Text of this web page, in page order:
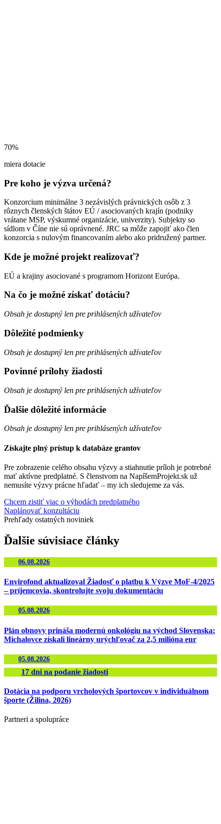
70%
miera dotacie
Pre koho je výzva určená?
Konzorcium minimálne 3 nezávislých právnických osôb z 3
rôznych členských štátov EÚ / asociovaných krajín (podniky
vrátane MSP, výskumné organizácie, univerzity). Subjekty so
sídlom v Číne nie sú oprávnené. JRC sa môže zapojiť ako člen
konzorcia s nulovým financovaním alebo ako pridružený partner.
Kde je možné projekt realizovať?
EÚ a krajiny asociované s programom Horizont Európa.
Na čo je možné získať dotáciu?
Obsah je dostupný len pre prihlásených užívateľov
Dôležité podmienky
Obsah je dostupný len pre prihlásených užívateľov
Povinné prílohy žiadosti
Obsah je dostupný len pre prihlásených užívateľov
Ďalšie dôležité informácie
Obsah je dostupný len pre prihlásených užívateľov
Získajte plný prístup k databáze grantov
Pre zobrazenie celého obsahu výzvy a stiahnutie príloh je potrebné
mať aktívne predplatné. S členstvom na NapíšemProjekt.sk už
nemusíte výzvy prácne hľadať – my ich sledujeme za vás.
Chcem zistiť viac o výhodách predplatného
Naplánovať konzultáciu
Prehľady ostatných noviniek
Ďalšie súvisiace články
06.08.2026
Envirofond aktualizoval Žiadosť o platbu k Výzve MoF-4/2025
– príjemcovia, skontrolujte svoju dokumentáciu
05.08.2026
Plán obnovy prináša modernú onkológiu na východ Slovenska:
Michalovce získali lineárny urýchľovač za 2,5 milióna eur
05.08.2026
17 dni na podanie žiadosti
Dotácia na podporu vrcholových športovcov v individuálnom
športe (Žilina, 2026)
Partneri a spolupráce